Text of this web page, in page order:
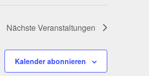
NächsteVeranstaltungen
Kalender abonnieren